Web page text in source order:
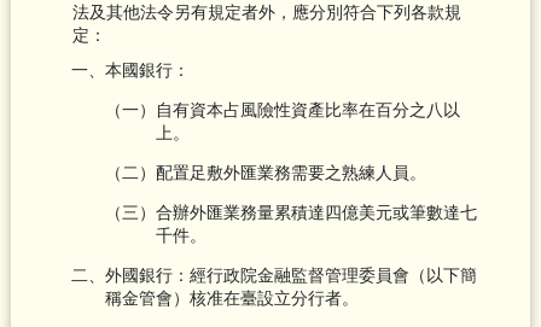
法及其他法令另有規定者外，應分別符合下列各款規
定：
一、本國銀行：
（一）自有資本占風險性資產比率在百分之八以
上。
（二）配置足敷外匯業務需要之熟練人員。
（三）合辦外匯業務量累積達四億美元或筆數達七
千件。
二、外國銀行：經行政院金融監督管理委員會（以下簡
稱金管會）核准在臺設立分行者。